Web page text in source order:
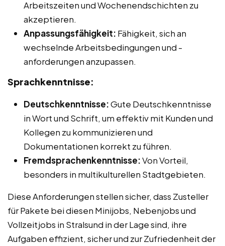
Arbeitszeiten und Wochenendschichten zu
akzeptieren.
Anpassungsfähigkeit: Fähigkeit, sich an
wechselnde Arbeitsbedingungen und -
anforderungen anzupassen.
Sprachkenntnisse:
Deutschkenntnisse:Gute Deutschkenntnisse
in Wort und Schrift, um effektiv mit Kunden und
Kollegen zu kommunizieren und
Dokumentationen korrekt zu führen.
Fremdsprachenkenntnisse:Von Vorteil,
besonders in multikulturellen Stadtgebieten.
Diese Anforderungen stellen sicher, dass Zusteller
für Pakete bei diesen Minijobs, Nebenjobs und
Vollzeitjobs in Stralsund in der Lage sind, ihre
Aufgaben effizient, sicher und zur Zufriedenheit der